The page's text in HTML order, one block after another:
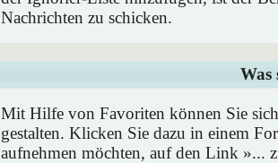
Nachrichten zu schicken.
Was
Mit Hilfe von Favoriten können Sie
gestalten. Klicken Sie dazu in einem
aufnehmen möchten, auf den Link »...